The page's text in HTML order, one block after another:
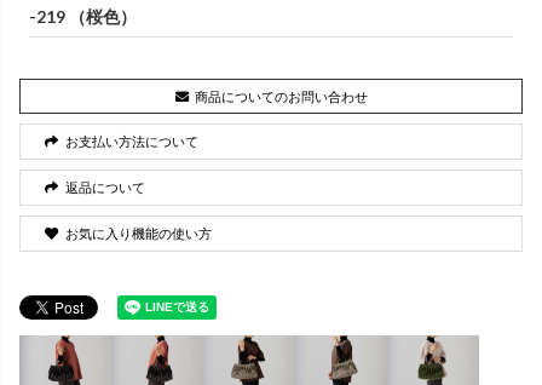
-219 （桜色）
商品についてのお問い合わせ
お支払い方法について
返品について
お気に入り機能の使い方